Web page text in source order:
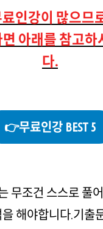
인강이 많으므
아래를 참고하
다.
👉무료인강 BEST 5
무조건 스스로 풀
해야합니다.기출